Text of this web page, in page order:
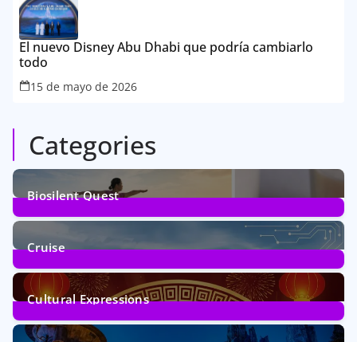
El nuevo Disney Abu Dhabi que podría cambiarlo
todo
15 de mayo de 2026
Categories
Biosilent Quest
3Posts
Cruise
3Posts
Cultural Expressions
30Posts